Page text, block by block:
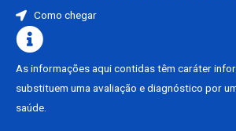
Como chegar
As informações aqui contidas têm caráter
substituem uma avaliação e diagnóstico por
saúde.